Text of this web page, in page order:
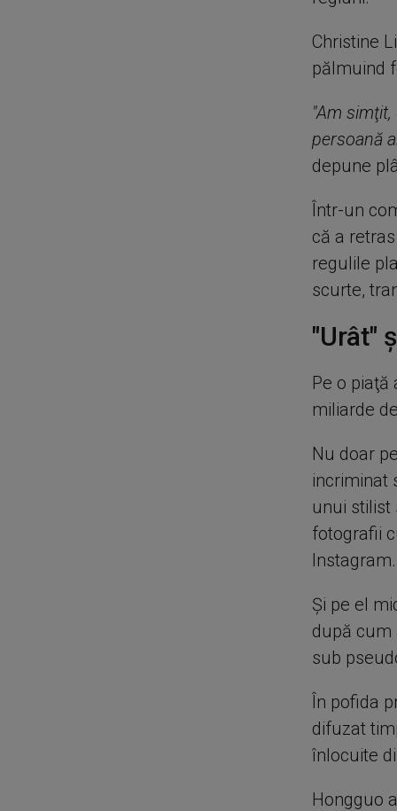
Christine
pălmuind
"Am
persoană
depune
Într-un
că a
regulile
scurte,
"Urât"
Pe o
miliarde
Nu doar
incriminat
unui stilist
fotografii
Instagram.
Şi pe el
după cum
sub
În pofida
difuzat
înlocuite
Hongguo